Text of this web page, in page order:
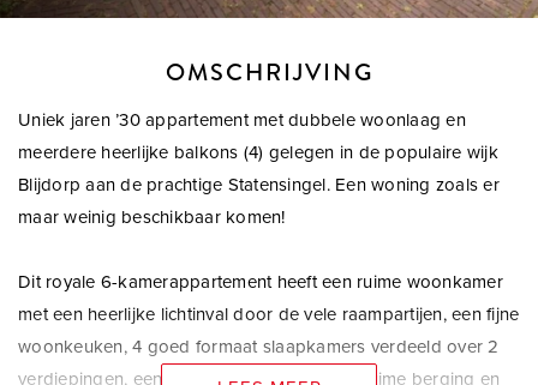
OMSCHRIJVING
Uniek jaren ’30 appartement met dubbele woonlaag en
meerdere heerlijke balkons (4) gelegen in de populaire wijk
Blijdorp aan de prachtige Statensingel. Een woning zoals er
maar weinig beschikbaar komen!
Dit royale 6-kamerappartement heeft een ruime woonkamer
met een heerlijke lichtinval door de vele raampartijen, een fijne
woonkeuken, 4 goed formaat slaapkamers verdeeld over 2
verdiepingen, een badkamer en suite, een ruime berging en